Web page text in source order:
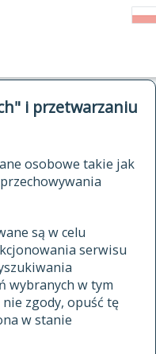
i przetwarzaniu
osobowe takie jak
są w celu
serwisu
wybranych w tym
zgody, opuść tę
w stanie
SŁOWNIK